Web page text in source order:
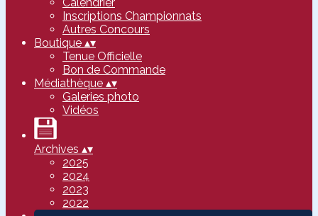
Inscriptions Championnats
Autres Concours
Boutique ▴▾
Tenue Officielle
Bon de Commande
Médiathèque ▴▾
Galeries photo
Vidéos
Archives ▴▾
2025
2024
2023
2022